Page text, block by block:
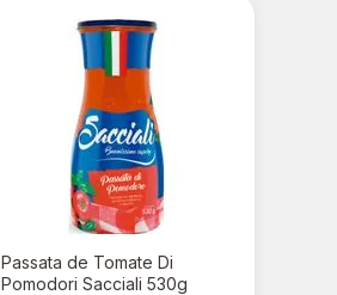
Passata de Tomate Di
Pomodori Sacciali 530g